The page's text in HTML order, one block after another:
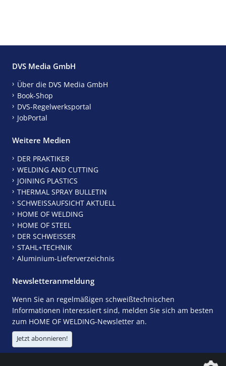
DVS Media GmbH
Über die DVS Media GmbH
Book-Shop
DVS-Regelwerksportal
JobPortal
Weitere Medien
DER PRAKTIKER
WELDING AND CUTTING
JOINING PLASTICS
THERMAL SPRAY BULLETIN
SCHWEISSAUFSICHT AKTUELL
HOME OF WELDING
HOME OF STEEL
DER SCHWEISSER
STAHL+TECHNIK
Aluminium-Lieferverzeichnis
Newsletteranmeldung
Wenn Sie an regelmäßigen schweißtechnischen
Informationen interessiert sind, melden Sie sich am besten
zum HOME OF WELDING-Newsletter an.
Jetzt abonnieren!